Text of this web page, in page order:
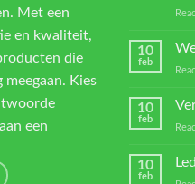
Met een
en kwaliteit,
die
meegaan. Kies
een
10
feb
10
feb
10
feb